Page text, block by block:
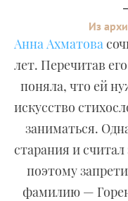
Из
Анна Ахматова
лет. Перечитав
поняла, что ей
искусство
заниматься.
старания и
поэтому
фамилию —